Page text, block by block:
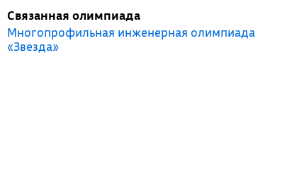
Связанная олимпиада
Многопрофильная инженерная олимпиада
«Звезда»